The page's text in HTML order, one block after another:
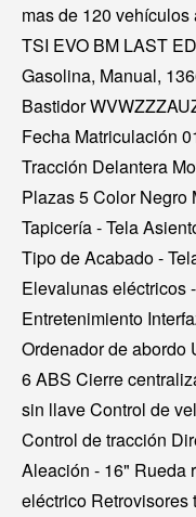
mas de 120
TSI EVO BM LAST
Gasolina, Manual,
Bastidor
Fecha Matriculación
Tracción Delantera
Plazas 5 Color Negro
Tapicería - Tela
Tipo de Acabado -
Elevalunas eléctricos
Entretenimiento
Ordenador de abordo
6 ABS Cierre
sin llave Control de
Control de tracción
Aleación - 16" Rueda
eléctrico Retrovisores